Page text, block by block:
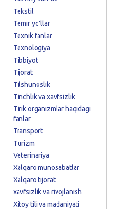
Tekstil
Temir yo'llar
Texnik fanlar
Texnologiya
Tibbiyot
Tijorat
Tilshunoslik
Tinchlik va xavfsizlik
Tirik organizmlar haqidagi
fanlar
Transport
Turizm
Veterinariya
Xalqaro munosabatlar
Xalqaro tijorat
xavfsizlik va rivojlanish
Xitoy tili va madaniyati